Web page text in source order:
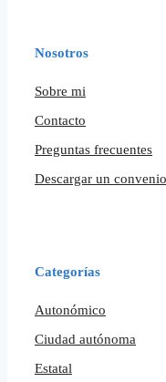
Nosotros
Sobre mi
Contacto
Preguntas frecuentes
Descargar un convenio
Categorías
Autonómico
Ciudad autónoma
Estatal